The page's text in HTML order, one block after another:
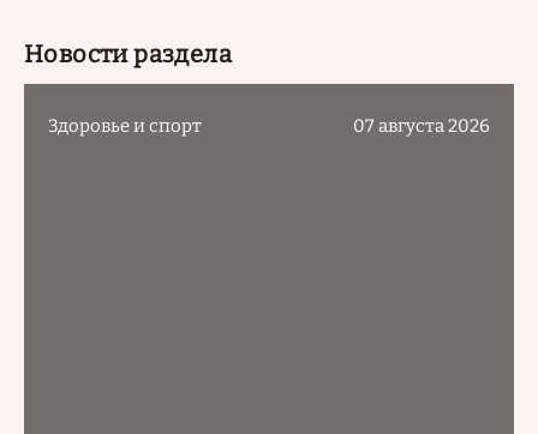
Новости раздела
Здоровье и спорт 07 августа 2026